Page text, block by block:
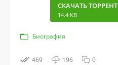
СКАЧАТЬ ТОРРЕНТ
14.4 KB
Биография
469 196 0